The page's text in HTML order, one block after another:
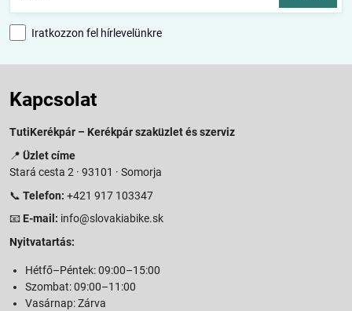
Iratkozzon fel hírlevelünkre
Kapcsolat
TutiKerékpár – Kerékpár szaküzlet és szerviz
📍 Üzlet címe
Stará cesta 2 · 93101 · Somorja
📞 Telefon: +421 917 103347
📧 E-mail: info@slovakiabike.sk
Nyitvatartás:
Hétfő–Péntek: 09:00–15:00
Szombat: 09:00–11:00
Vasárnap: Zárva